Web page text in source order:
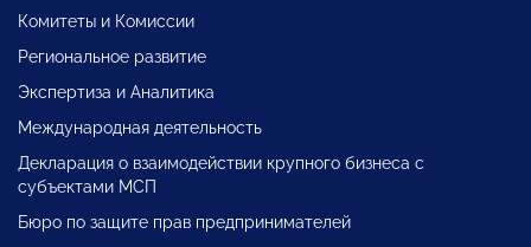
Комитеты и Комиссии
Региональное развитие
Экспертиза и Аналитика
Международная деятельность
Декларация о взаимодействии крупного бизнеса с
субъектами МСП
Бюро по защите прав предпринимателей